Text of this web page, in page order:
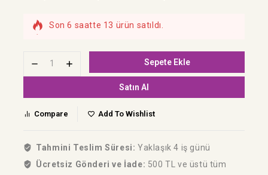
Son 6 saatte 13 ürün satıldı.
Sepete Ekle
Satın Al
Compare Add To Wishlist
Tahmini Teslim Süresi: Yaklaşık 4 iş günü
Ücretsiz Gönderi ve İade: 500 TL ve üstü tüm